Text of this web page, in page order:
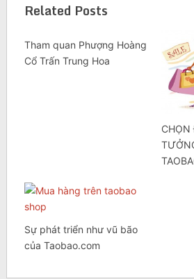
Related Posts
Tham quan Phượng Hoàng
Cổ Trấn Trung Hoa
CHỌN
Sự phát triển như vũ bão
của Taobao.com